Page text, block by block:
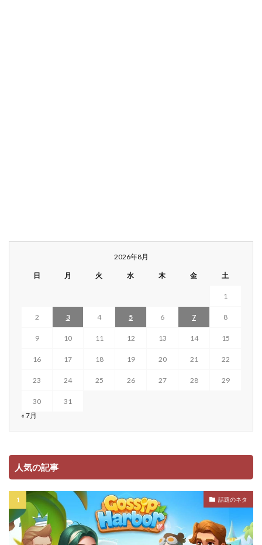
2026年8月
日 月 火 水 木 金 土
1
2 3 4 5 6 7 8
9 10 11 12 13 14 15
16 17 18 19 20 21 22
23 24 25 26 27 28 29
30
31
« 7月
人気の記事
話題のネタ